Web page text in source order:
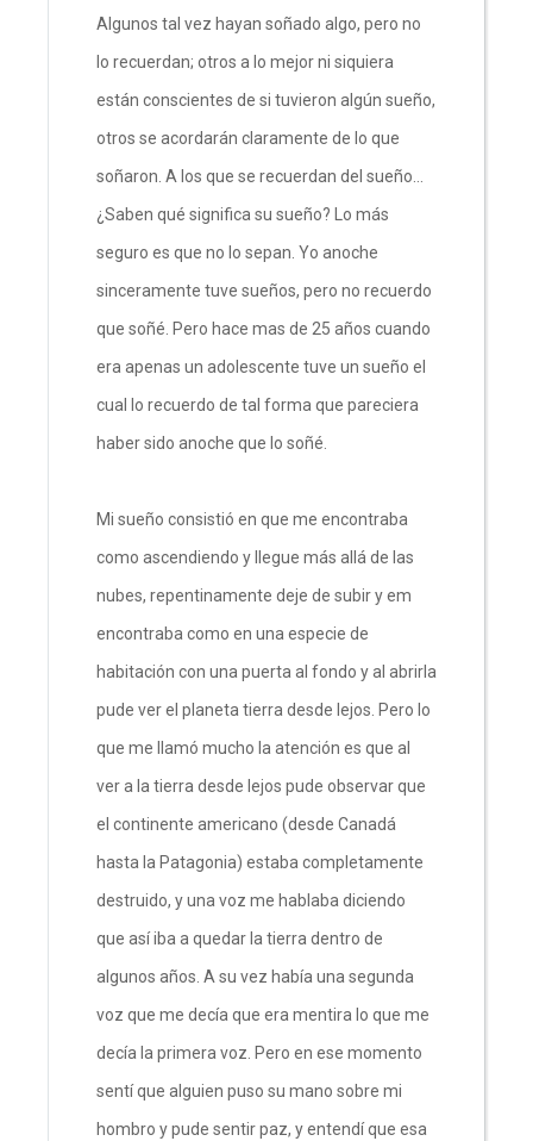
Algunos tal vez hayan soñado algo, pero no
lo recuerdan; otros a lo mejor ni siquiera
están conscientes de si tuvieron algún sueño,
otros se acordarán claramente de lo que
soñaron. A los que se recuerdan del sueño…
¿Saben qué significa su sueño? Lo más
seguro es que no lo sepan. Yo anoche
sinceramente tuve sueños, pero no recuerdo
que soñé. Pero hace mas de 25 años cuando
era apenas un adolescente tuve un sueño el
cual lo recuerdo de tal forma que pareciera
haber sido anoche que lo soñé.
Mi sueño consistió en que me encontraba
como ascendiendo y llegue más allá de las
nubes, repentinamente deje de subir y em
encontraba como en una especie de
habitación con una puerta al fondo y al abrirla
pude ver el planeta tierra desde lejos. Pero lo
que me llamó mucho la atención es que al
ver a la tierra desde lejos pude observar que
el continente americano (desde Canadá
hasta la Patagonia) estaba completamente
destruido, y una voz me hablaba diciendo
que así iba a quedar la tierra dentro de
algunos años. A su vez había una segunda
voz que me decía que era mentira lo que me
decía la primera voz. Pero en ese momento
sentí que alguien puso su mano sobre mi
hombro y pude sentir paz, y entendí que esa